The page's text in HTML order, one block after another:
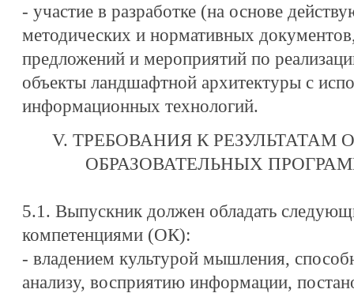
- участие в разработке (на основе
методических и нормативных
предложений и мероприятий по
объекты ландшафтной архитектуры с
информационных технологий.
V. ТРЕБОВАНИЯ К
ОБРАЗОВАТЕЛЬНЫХ
5.1. Выпускник должен обладать
компетенциями (ОК):
- владением культурой мышления,
анализу, восприятию информации,